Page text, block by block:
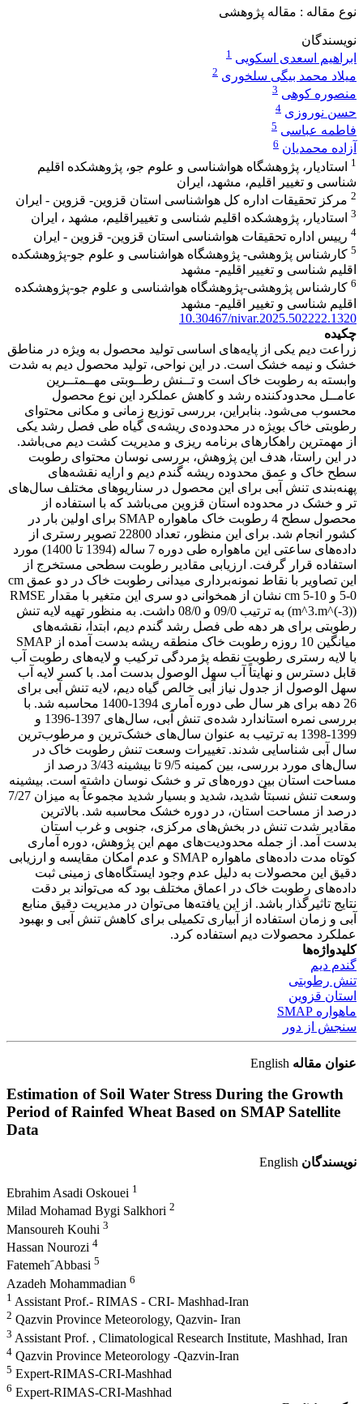
نوع مقاله : مقاله پژوهشی
نویسندگان
ابراهیم اسعدی اسکویی 1
میلاد محمد بیگی سلخوری 2
منصوره کوهی 3
حسن نوروزی 4
فاطمه عباسی 5
آزاده محمدیان 6
1
استادیار، پژوهشگاه هواشناسی و علوم جو، پژوهشکده اقلیم
شناسی و تغییر اقلیم، مشهد، ایران
2 مرکز تحقیقات اداره کل هواشناسی استان قزوین- قزوین - ایران
3 استادیار، پژوهشکده اقلیم شناسی و تغییراقلیم، مشهد ، ایران
4 رییس اداره تحقیقات هواشناسی استان قزوین- قزوین - ایران
5 کارشناس پژوهشی- پژوهشگاه هواشناسی و علوم جو-پژوهشکده
اقلیم شناسی و تغییر اقلیم- مشهد
6 کارشناس پژوهشی-پژوهشگاه هواشناسی و علوم جو-پژوهشکده
اقلیم شناسی و تغییر اقلیم- مشهد
10.30467/nivar.2025.502222.1320
چکیده
زراعت دیم یکی از پایه‌های اساسی تولید محصول به ویژه در مناطق
خشک و نیمه خشک است. در این نواحی، تولید محصول دیم به شدت
وابسته به رطوبت خاک است و تــنش رطــوبتی مهــمتــرین
عامــل محدودکننده رشد و کاهش عملکرد این نوع محصول
محسوب می‌شود. بنابراین، بررسی توزیع زمانی و مکانی محتوای
رطوبتی خاک بویژه در محدوده‌ی ریشه‌ی گیاه طی فصل رشد یکی
از مهمترین راهکارهای برنامه ریزی و مدیریت کشت دیم می‌باشد.
در این راستا، هدف این پژوهش، بررسی نوسان محتوای رطوبت
سطح خاک و عمق محدوده ریشه گندم دیم و ارایه نقشه‌های
پهنه‌بندی تنش آبی برای این محصول در سناریوهای مختلف سال‌های
تر و خشک در محدوده استان قزوین می‌باشد که با استفاده از
محصول سطح 4 رطوبت خاک ماهواره SMAP برای اولین بار در
کشور انجام شد. برای این منظور، تعداد 22800 تصویر رستری از
داده‌های ساعتی این ماهواره طی دوره 7 ساله (1394 تا 1400) مورد
استفاده قرار گرفت. ارزیابی مقادیر رطوبت سطحی مستخرج از
این تصاویر با نقاط نمونه‌برداری میدانی رطوبت خاک در دو عمق cm
5-0 و cm 5-10 نشان از همخوانی دو سری این متغیر با مقدار RMSE
(m^3.m^(-3)) به ترتیب 09/0 و 08/0 داشت. به منظور تهیه لایه تنش
رطوبتی برای هر دهه طی فصل رشد گندم دیم، ابتدا، نقشه‌های
میانگین 10 روزه رطوبت خاک منطقه ریشه بدست آمده از SMAP
با لایه رستری رطوبت نقطه پژمردگی ترکیب و لایه‌های رطوبت آب
قابل دسترس و نهایتاً آب سهل الوصول بدست آمد. با کسر لایه آب
سهل الوصول از جدول نیاز آبی خالص گیاه دیم، لایه تنش آبی برای
26 دهه برای هر سال طی دوره آماری 1394-1400 محاسبه شد. با
بررسی نمره استاندارد شده‌ی تنش آبی، سال‌های 1397-1396 و
1399-1398 به ترتیب به عنوان سال‌های خشک‌ترین و مرطوب‌ترین
سال آبی شناسایی شدند. تغییرات وسعت تنش رطوبت خاک در
سال‌های مورد بررسی، بین کمینه 9/5 تا بیشینه 3/43 درصد از
مساحت استان بین دوره‌های تر و خشک نوسان داشته است. بیشینه
وسعت تنش نسبتاً شدید، شدید و بسیار شدید مجموعاً به میزان 7/27
درصد از مساحت استان، در دوره خشک محاسبه شد. بالاترین
مقادیر شدت تنش در بخش‌های مرکزی، جنوبی و غرب استان
بدست آمد. از جمله محدودیت‌های مهم این پژوهش، دوره آماری
کوتاه مدت داده‌های ماهواره SMAP و عدم امکان مقایسه و ارزیابی
دقیق این محصولات به دلیل عدم وجود ایستگاه‌های زمینی ثبت
داده‌های رطوبت خاک در اعماق مختلف بود که می‌تواند بر دقت
نتایج تاثیرگذار باشد. از این یافته‌ها می‌توان در مدیریت دقیق منابع
آبی و زمان استفاده از آبیاری تکمیلی برای کاهش تنش آبی و بهبود
عملکرد محصولات دیم استفاده کرد.
کلیدواژه‌ها
گندم دیم
تنش رطوبتی
استان قزوین
ماهواره SMAP
سنجش از دور
عنوان مقاله English
Estimation of Soil Water Stress During the Growth
Period of Rainfed Wheat Based on SMAP Satellite
Data
نویسندگان English
Ebrahim Asadi Oskouei 1
Milad Mohamad Bygi Salkhori 2
Mansoureh Kouhi 3
Hassan Nourozi 4
Fatemeh َAbbasi 5
Azadeh Mohammadian 6
1 Assistant Prof.- RIMAS - CRI- Mashhad-Iran
2 Qazvin Province Meteorology, Qazvin- Iran
3 Assistant Prof. , Climatological Research Institute, Mashhad, Iran
4 Qazvin Province Meteorology -Qazvin-Iran
5 Expert-RIMAS-CRI-Mashhad
6 Expert-RIMAS-CRI-Mashhad